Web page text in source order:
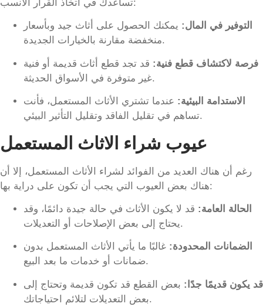
تساعدك في اتخاذ القرار الأنسب:
التوفير في المال: يمكنك الحصول على أثاث جيد وبأسعار
منخفضة مقارنة بالخيارات الجديدة.
فرصة لاكتشاف قطع فنية: قد تجد قطع أثاث قديمة أو فنية
غير متوفرة في الأسواق الحديثة.
الاستدامة البيئية: عندما تشتري الأثاث المستعمل، فأنت
تساهم في تقليل الفاقد وتقليل التأثير البيئي.
عيوب شراء الاثاث المستعمل
رغم أن هناك العديد من الفوائد لشراء الأثاث المستعمل، إلا أن
هناك بعض العيوب التي يجب أن تكون على دراية بها:
الحالة العامة: قد لا يكون الأثاث في حالة جيدة دائمًا، وقد
يحتاج إلى بعض الإصلاحات أو التعديلات.
الضمانات المحدودة: غالبًا ما يأتي الأثاث المستعمل بدون
ضمانات أو خدمات ما بعد البيع.
قد يكون قديمًا جدًا: بعض القطع قد تكون قديمة وتحتاج إلى
بعض التعديلات لتلائم احتياجاتك.